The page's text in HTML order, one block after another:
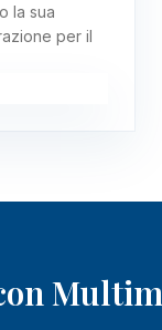
la sua
per il